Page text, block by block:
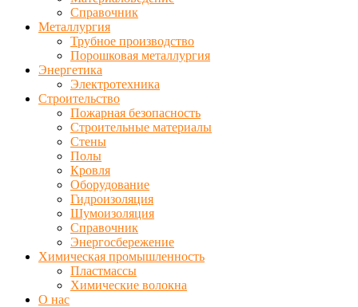
Справочник
Металлургия
Трубное производство
Порошковая металлургия
Энергетика
Электротехника
Строительство
Пожарная безопасность
Строительные материалы
Стены
Полы
Кровля
Оборудование
Гидроизоляция
Шумоизоляция
Справочник
Энергосбережение
Химическая промышленность
Пластмассы
Химические волокна
О нас